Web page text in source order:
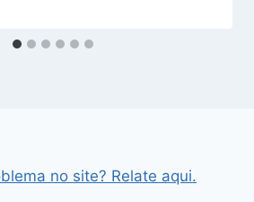
no site? Relate aqui.